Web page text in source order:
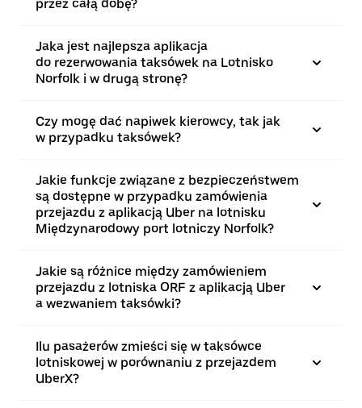
przez całą dobę?
Jaka jest najlepsza aplikacja
do rezerwowania taksówek na Lotnisko
Norfolk i w drugą stronę?
Czy mogę dać napiwek kierowcy, tak jak
w przypadku taksówek?
Jakie funkcje związane z bezpieczeństwem
są dostępne w przypadku zamówienia
przejazdu z aplikacją Uber na lotnisku
Międzynarodowy port lotniczy Norfolk?
Jakie są różnice między zamówieniem
przejazdu z lotniska ORF z aplikacją Uber
a wezwaniem taksówki?
Ilu pasażerów zmieści się w taksówce
lotniskowej w porównaniu z przejazdem
UberX?